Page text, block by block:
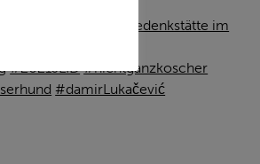
Thüringen
Gedenkstätte im
#2021JLID #nichtganzkoscher
#damirLukačević